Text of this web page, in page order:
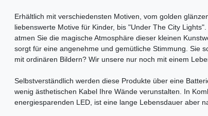
Erhältlich mit verschiedensten Motiven, vom golden
liebenswerte Motive für Kinder, bis "Under The City
atmen Sie die magische Atmosphäre dieser kleinen
sorgt für eine angenehme und gemütliche Stimmung. Sie
mit ordinären Bildern? Wir unsere nur noch mit einem
Selbstverständlich werden diese Produkte über eine
wenig ästhetischen Kabel Ihre Wände verunstalten. In
energiesparenden LED, ist eine lange Lebensdauer aber